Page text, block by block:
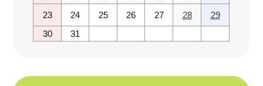
23
24 25 26 27 28
29
30
31